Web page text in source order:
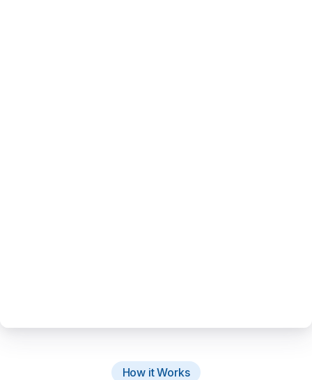
How it Works